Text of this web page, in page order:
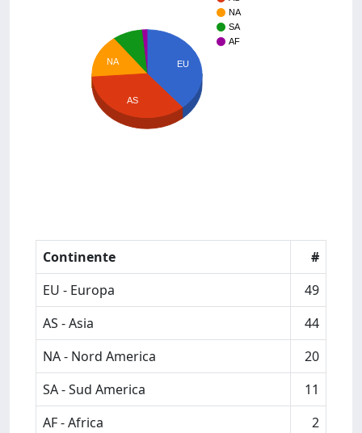
NA
SA
AF
EU
NA
AS
Continente
#
EU - Europa
49
AS - Asia
44
NA - Nord America
20
SA - Sud America
11
AF - Africa
2